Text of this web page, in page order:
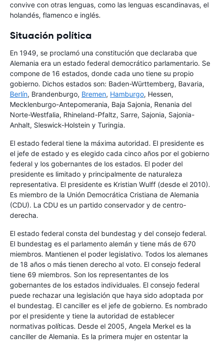
convive con otras lenguas, como las lenguas escandinavas, el
holandés, flamenco e inglés.
Situación política
En 1949, se proclamó una constitución que declaraba que
Alemania era un estado federal democrático parlamentario. Se
compone de 16 estados, donde cada uno tiene su propio
gobierno. Dichos estados son: Baden-Württemberg, Bavaria,
Berlín, Brandenburgo, Bremen, Hamburgo, Hessen,
Mecklenburgo-Antepomerania, Baja Sajonia, Renania del
Norte-Westfalia, Rhineland-Pfaltz, Sarre, Sajonia, Sajonia-
Anhalt, Sleswick-Holstein y Turingia.
El estado federal tiene la máxima autoridad. El presidente es
el jefe de estado y es elegido cada cinco años por el gobierno
federal y los gobernantes de los estados. El poder del
presidente es limitado y principalmente de naturaleza
representativa. El presidente es Kristian Wulff (desde el 2010).
Es miembro de la Unión Democrática Cristiana de Alemania
(CDU). La CDU es un partido conservador y de centro-
derecha.
El estado federal consta del bundestag y del consejo federal.
El bundestag es el parlamento alemán y tiene más de 670
miembros. Mantienen el poder legislativo. Todos los alemanes
de 18 años o más tienen derecho al voto. El consejo federal
tiene 69 miembros. Son los representantes de los
gobernantes de los estados individuales. El consejo federal
puede rechazar una legislación que haya sido adoptada por
el bundestag. El canciller es el jefe de gobierno. Es nombrado
por el presidente y tiene la autoridad de establecer
normativas políticas. Desde el 2005, Angela Merkel es la
canciller de Alemania. Es la primera mujer en ostentar la